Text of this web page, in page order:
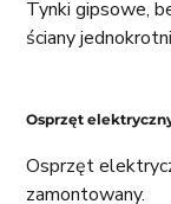
Tynki gipsowe,
ściany
Osprzęt
Osprzęt
zamontowany.